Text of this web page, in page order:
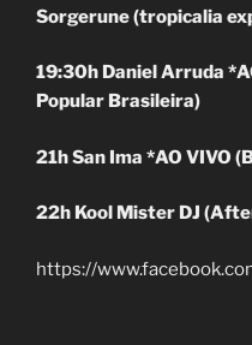
Sorgerune (tropicalia
19:30h Daniel Arruda
Popular Brasileira)
21h San Ima *AO VIVO
22h Kool Mister DJ
https://